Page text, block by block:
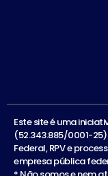
Este site é uma
(52.343.885/0001-
Federal, RPV e
empresa pública